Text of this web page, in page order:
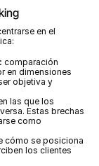
en el
comparación
en dimensiones
objetiva y
las que los
Estas brechas
como
cómo se posiciona
los clientes